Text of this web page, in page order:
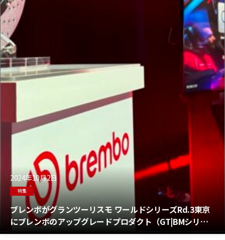
2024年10月2日
特集
ブレンボがグランツーリスモ ワールドシリーズRd.3東京
にブレンボのアップグレードプロダクト（GT|BMシリー
ズ）を会場に展示